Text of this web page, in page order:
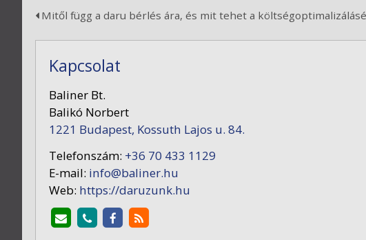
Mitől függ a daru bérlés ára, és mit tehet a
Kapcsolat
Baliner Bt.
Balikó Norbert
1221 Budapest, Kossuth Lajos u. 84.
Telefonszám: +36 70 433 1129
E-mail: info@baliner.hu
Web: https://daruzunk.hu